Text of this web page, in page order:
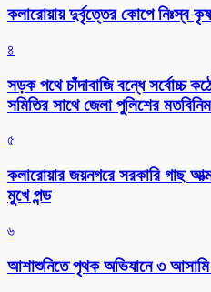
কলারোয়ায় দুর্বৃত্তের কোপে নিঃস্ব
৪
সড়ক পথে চাঁদাবাজি বন্ধে সর্বোচ্চ
সমিতির সাথে জেলা পুলিশের
৫
কলারোয়ার জয়নগরে সরকারি গাছ
মুখে পন্ড
৬
আশাশুনিতে পৃথক অভিযানে ৩ আসামি